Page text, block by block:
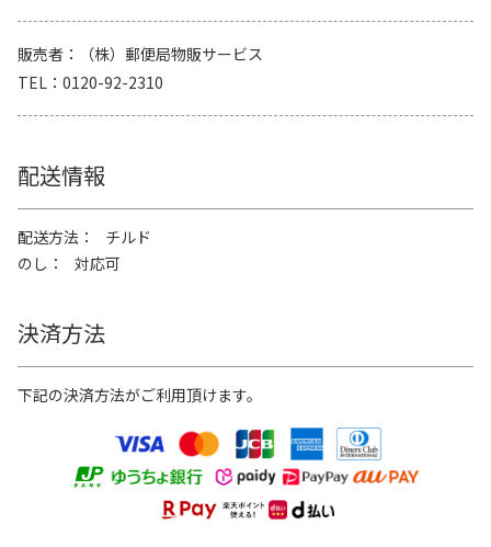
販売者
（株）郵便局物販サービス
TEL
0120-92-2310
配送情報
配送方法
チルド
のし
対応可
決済方法
下記の決済方法がご利用頂けます。